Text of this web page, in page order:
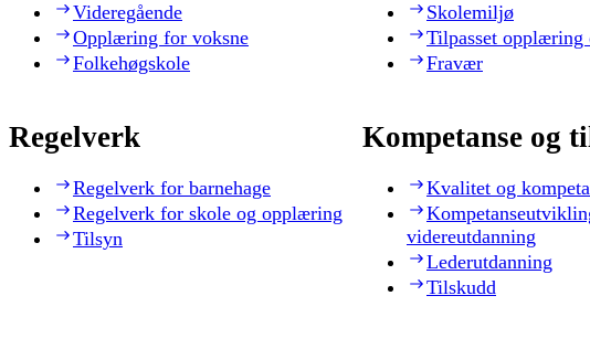
Videregående
Opplæring for voksne
Folkehøgskole
Skolemiljø
Tilpasset opplæring
Fravær
Regelverk
Regelverk for barnehage
Regelverk for skole og opplæring
Tilsyn
Kompetanse og
Kvalitet og
videreutdanning
Lederutdanning
Tilskudd